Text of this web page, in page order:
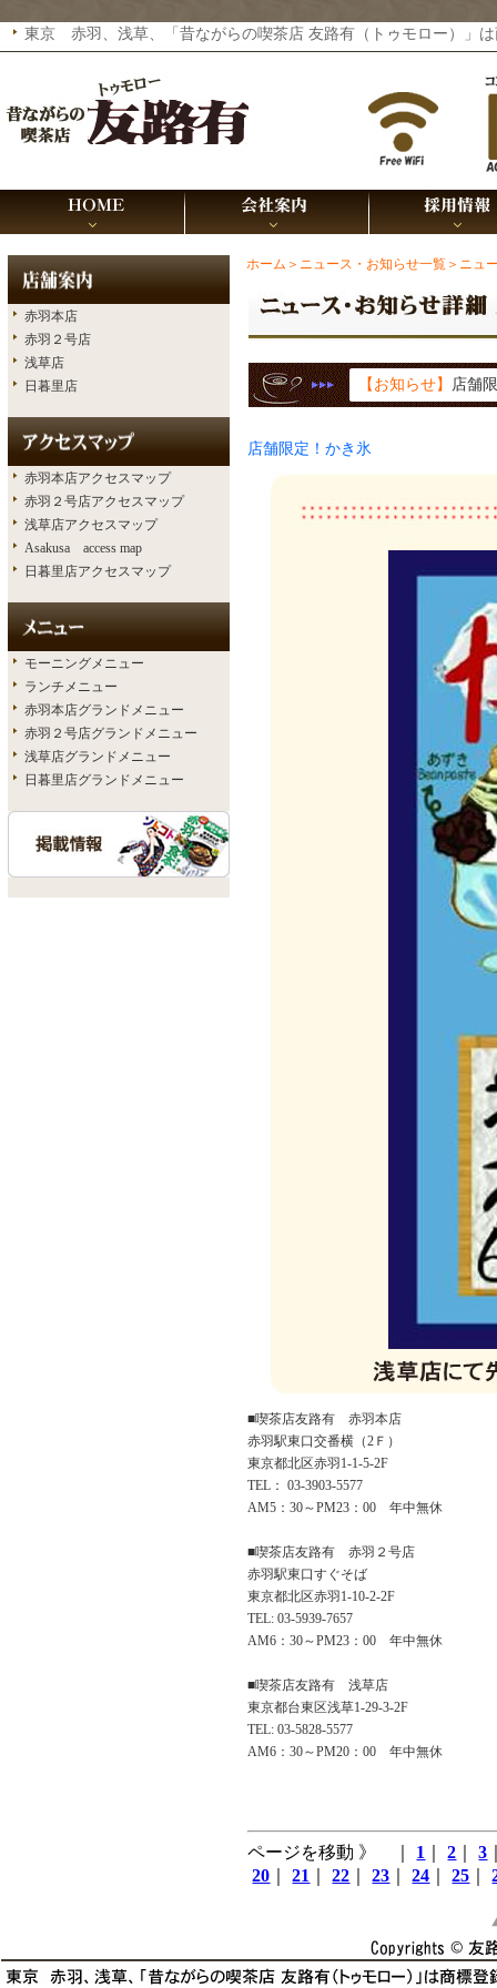
東京 赤羽、浅草、「昔ながらの喫茶店 友路有（トゥモロー）」は
赤羽本店
赤羽２号店
浅草店
日暮里店
赤羽本店アクセスマップ
赤羽２号店アクセスマップ
浅草店アクセスマップ
Asakusa access map
日暮里店アクセスマップ
モーニングメニュー
ランチメニュー
赤羽本店グランドメニュー
赤羽２号店グランドメニュー
浅草店グランドメニュー
日暮里店グランドメニュー
ホーム ＞ニュース・お知らせ一覧 ＞ニュ
【お知らせ】 店舗
店舗限定！かき氷
■喫茶店友路有 赤羽本店
赤羽駅東口交番横（2Ｆ）
東京都北区赤羽1-1-5-2F
TEL： 03-3903-5577
AM5：30～PM23：00 年中無休
■喫茶店友路有 赤羽２号店
赤羽駅東口すぐそば
東京都北区赤羽1-10-2-2F
TEL: 03-5939-7657
AM6：30～PM23：00 年中無休
■喫茶店友路有 浅草店
東京都台東区浅草1-29-3-2F
TEL: 03-5828-5577
AM6：30～PM20：00 年中無休
ページを移動 》 ｜ 1 ｜2 ｜3
20 ｜21 ｜22 ｜23 ｜24 ｜25 ｜